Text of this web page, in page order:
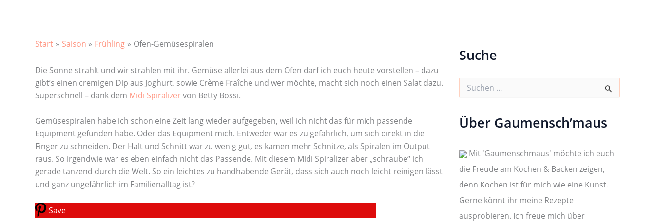
Start Saison Frühling Ofen-Gemüsespiralen
Die Sonne strahlt und wir strahlen mit ihr. Gemüse allerlei aus dem Ofen darf ich euch heute vorstellen – dazu
gibt’s einen cremigen Dip aus Joghurt, sowie Crème Fraîche und wer möchte, macht sich noch einen Salat dazu.
Superschnell – dank dem Midi Spiralizervon Betty Bossi.
Gemüsespiralen habe ich schon eine Zeit lang wieder aufgegeben, weil ich nicht das für mich passende
Equipment gefunden habe. Oder das Equipment mich. Entweder war es zu gefährlich, um sich direkt in die
Finger zu schneiden. Der Halt und Schnitt war zu wenig gut, es kamen mehr Schnitze, als Spiralen im Output
raus. So irgendwie war es eben einfach nicht das Passende. Mit diesem Midi Spiralizer aber „schraube“ ich
gerade tanzend durch die Welt. So ein leichtes zu handhabende Gerät, dass sich auch noch leicht reinigen lässt
und ganz ungefährlich im Familienalltag ist?
Save
Suche
e
a
c
h
Über Gaumensch’maus
Mit 'Gaumenschmaus' möchte ich euch
die Freude am Kochen & Backen zeigen,
denn Kochen ist für mich wie eine Kunst.
Gerne könnt ihr meine Rezepte
ausprobieren. Ich freue mich über